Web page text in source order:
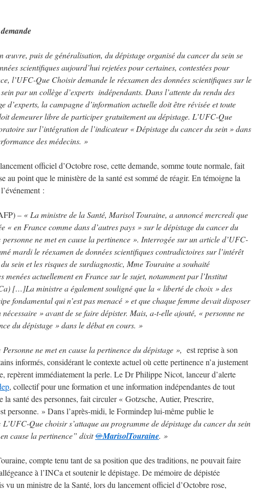
œuvre, puis de généralisation, du dépistage organisé du cancer du sein se
scientifiques aujourd’hui rejetées pour certaines, contestées pour
l’UFC-Que Choisir demande le réexamen des données scientifiques sur le
par un collège d’experts indépendants. Dans l’attente du rendu des
d’experts, la campagne d’information actuelle doit être révisée et toute
demeurer libre de participer gratuitement au dépistage. L’UFC-Que
sur l’intégration de l’indicateur « Dépistage du cancer du sein » dans
des médecins. »
officiel d’Octobre rose, cette demande, somme toute normale, fait
au point que le ministère de la santé est sommé de réagir. En témoigne la
:
– « La ministre de la Santé, Marisol Touraine, a annoncé mercredi que
« en France comme dans d’autres pays » sur le dépistage du cancer du
ne met en cause la pertinence ». Interrogée sur un article d’UFC-
mardi le réexamen de données scientifiques contradictoires sur l’intérêt
sein et les risques de surdiagnostic, Mme Touraine a souhaité
menées actuellement en France sur le sujet, notamment par l’Institut
[…]La ministre a également souligné que la « liberté de choix » des
fondamental qui n’est pas menacé » et que chaque femme devait disposer
» avant de se faire dépister. Mais, a-t-elle ajouté, « personne ne
du dépistage » dans le débat en cours. »
Personne ne met en cause la pertinence du dépistage », est reprise à son
informés, considérant le contexte actuel où cette pertinence n’a justement
repèrent immédiatement la perle. Le Dr Philippe Nicot, lanceur d’alerte
, collectif pour une formation et une information indépendantes de tout
la santé des personnes, fait circuler « Gotzsche, Autier, Prescrire,
personne. » Dans l’après-midi, le Formindep lui-même publie le
L’UFC-Que choisir s’attaque au programme de dépistage du cancer du sein
cause la pertinence” dixit@MarisolTouraine. »
compte tenu tant de sa position que des traditions, ne pouvait faire
à l’INCa et soutenir le dépistage. De mémoire de dépistée
vu un ministre de la Santé, lors du lancement officiel d’Octobre rose,